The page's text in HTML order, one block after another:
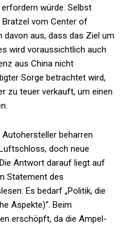
würde. Selbst
Bratzel vom Center of
aus, dass das Ziel um
wird voraussichtlich auch
aus China nicht
Sorge betrachtet wird,
zu teuer verkauft, um einen
beharren
doch neue
Antwort darauf liegt auf
Statement des
Es bedarf „Politik, die
Aspekte)“. Beim
erschöpft, da die Ampel-